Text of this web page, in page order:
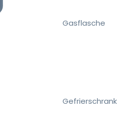
Gasflasche
Gefrierschrank